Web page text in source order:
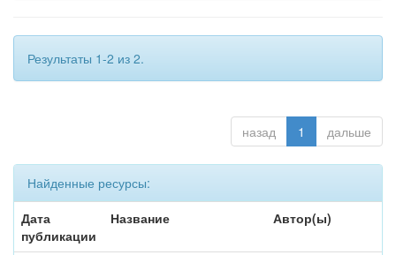
Результаты 1-2 из 2.
назад 1 дальше
Найденные ресурсы:
Дата
публикации
Название Автор(ы)